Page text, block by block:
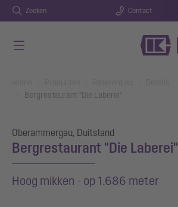
Zoeken Contact
Bergrestaurant "Die Laberei"
Oberammergau, Duitsland
Bergrestaurant "Die Laberei"
Hoog mikken - op 1.686 meter